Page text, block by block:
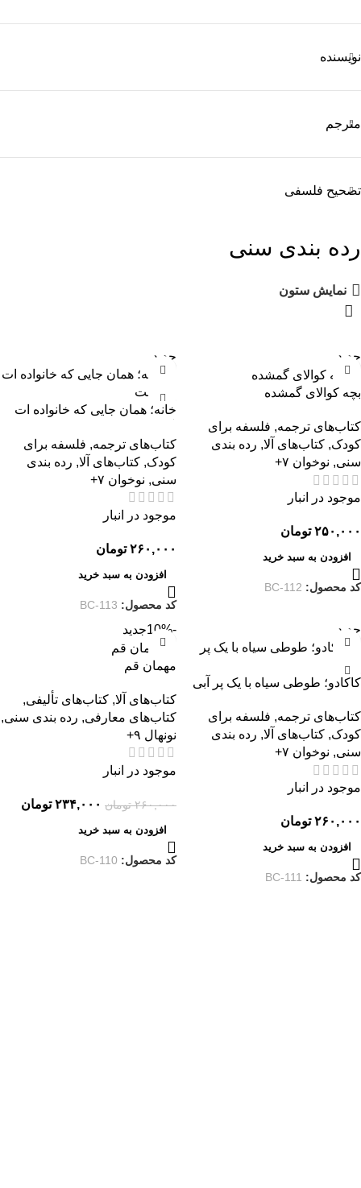
نویسنده
مترجم
تصحیح فلسفی
رده بندی سنی
نمایش ستون
جدید
بچه کوالای گمشده
کتاب‌های ترجمه, فلسفه برای
کودک, کتاب‌های آلا, رده بندی
سنی, نوخوان ۷+
موجود در انبار
۲۵۰,۰۰۰ تومان
افزودن به سبد خرید
کد محصول: BC-112
جدید
خانه؛ همان ‌جایی که خانواده ات
کتاب‌های ترجمه, فلسفه برای
کودک, کتاب‌های آلا, رده بندی
سنی, نوخوان ۷+
موجود در انبار
۲۶۰,۰۰۰ تومان
افزودن به سبد خرید
کد محصول: BC-113
جدید
کاکادو؛ طوطی سیاه با یک پر آبی
کتاب‌های ترجمه, فلسفه برای
کودک, کتاب‌های آلا, رده بندی
سنی, نوخوان ۷+
موجود در انبار
۲۶۰,۰۰۰ تومان
افزودن به سبد خرید
کد محصول: BC-111
-10% جدید
مهمان قم
کتاب‌های آلا, کتاب‌های تألیفی,
کتاب‌های معارفی, رده بندی سنی,
نونهال ۹+
موجود در انبار
۲۶۰,۰۰۰ تومان ۲۳۴,۰۰۰ تومان
افزودن به سبد خرید
کد محصول: BC-110